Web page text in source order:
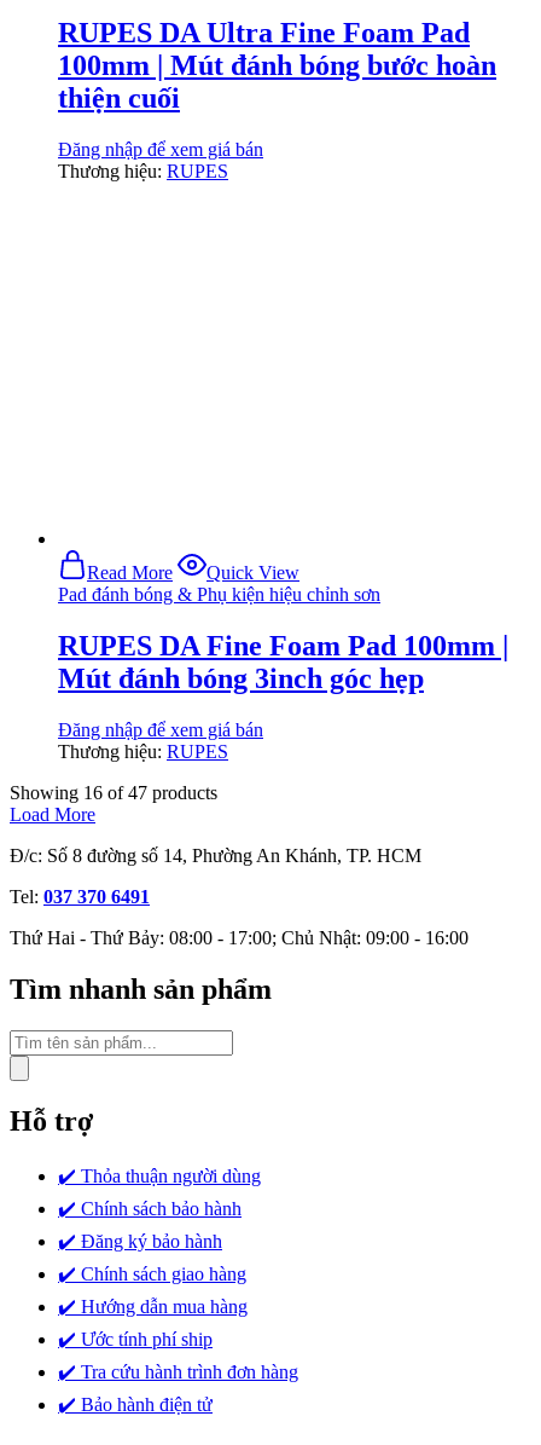
RUPES DA Ultra Fine Foam Pad
100mm | Mút đánh bóng bước hoàn
thiện cuối
Đăng nhập để xem giá bán
Thương hiệu: RUPES
Read More
Quick View
Pad đánh bóng & Phụ kiện hiệu chỉnh sơn
RUPES DA Fine Foam Pad 100mm |
Mút đánh bóng 3inch góc hẹp
Đăng nhập để xem giá bán
Thương hiệu: RUPES
Showing 16 of47 products
Load More
Đ/c: Số 8 đường số 14, Phường An Khánh, TP. HCM
Tel: 037 370 6491
Thứ Hai - Thứ Bảy: 08:00 - 17:00; Chủ Nhật: 09:00 - 16:00
Tìm nhanh sản phẩm
Tìm
kiếm
sản
phẩm
Hỗ trợ
✔️ Thỏa thuận người dùng
✔️ Chính sách bảo hành
✔️ Đăng ký bảo hành
✔️ Chính sách giao hàng
✔️ Hướng dẫn mua hàng
✔️ Ước tính phí ship
✔️ Tra cứu hành trình đơn hàng
✔️ Bảo hành điện tử